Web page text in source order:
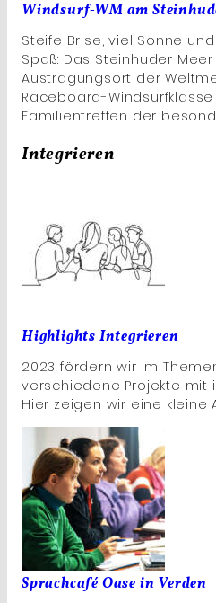
Windsurf-WM am
Steife Brise, viel Sonne
Spaß: Das Steinhuder
Austragungsort der
Raceboard-
Familientreffen der
Integrieren
Highlights Integrieren
2023 fördern wir im
verschiedene Projekte mit
Hier zeigen wir eine kleine
Sprachcafé Oase in Verden